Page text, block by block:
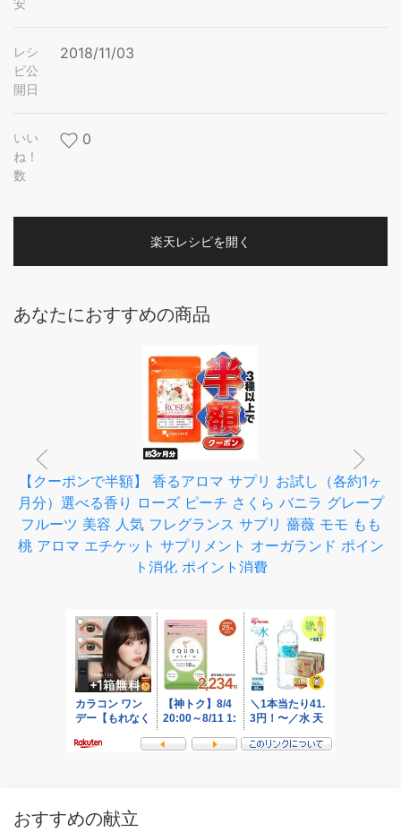
安
レシ
ピ公
開日
2018/11/03
いい
ね！
数
0
楽天レシピを開く
あなたにおすすめの商品
【クーポンで半額】 香るアロマ サプリ お試し（各約1ヶ
月分）選べる香り ローズ ピーチ さくら バニラ グレープ
フルーツ 美容 人気 フレグランス サプリ 薔薇 モモ もも
桃 アロマ エチケット サプリメント オーガランド ポイン
ト消化 ポイント消費
おすすめの献立